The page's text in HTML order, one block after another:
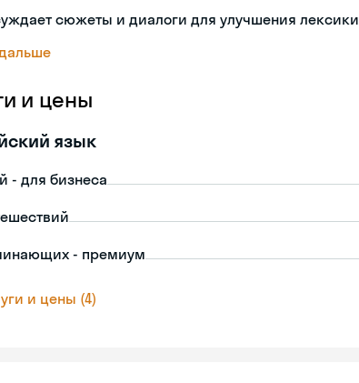
сюжеты и диалоги для улучшения лексики
и цены
язык
- для бизнеса
- премиум
и цены (4)